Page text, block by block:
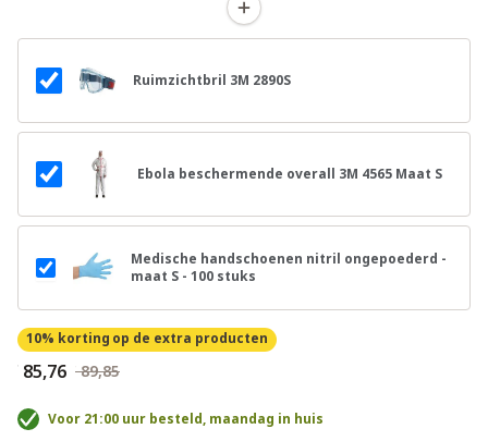
Ruimzichtbril 3M 2890S
Ebola beschermende overall 3M 4565 Maat S
Medische handschoenen nitril ongepoederd -
maat S - 100 stuks
10% korting op de extra producten
€ 85,76 € 89,85
Voor 21:00 uur besteld, maandag in huis